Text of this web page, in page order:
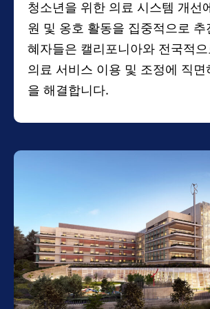
청소년을 위한 의료 시스템 개선
원 및 옹호 활동을 집중적으로 추
혜자들은 캘리포니아와 전국적으
의료 서비스 이용 및 조정에 직면
을 해결합니다.